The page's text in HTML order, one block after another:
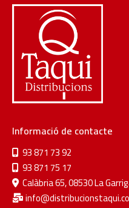
Informació de contacte
93 871 73 92
93 871 75 17
Calàbria 65, 08530 La